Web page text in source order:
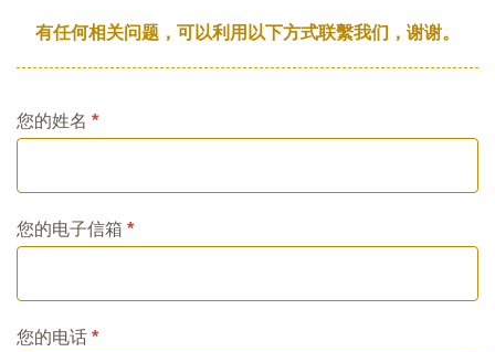
有任何相关问题，可以利用以下方式联繫我们，谢谢。
您的姓名 *
您的电子信箱 *
您的电话 *